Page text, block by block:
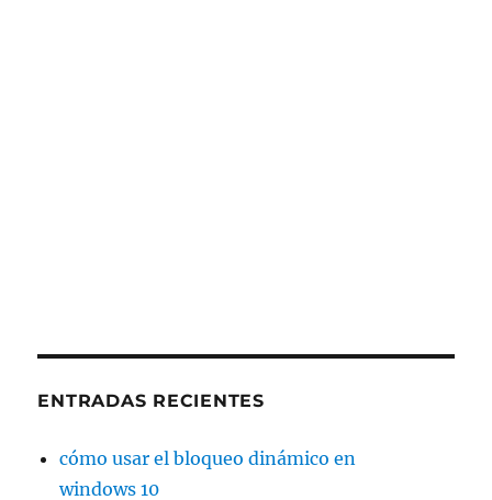
ENTRADAS RECIENTES
cómo usar el bloqueo dinámico en
windows 10